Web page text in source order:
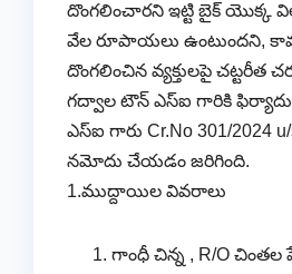
దొంగలించారని ఇట్టి బైక్ యొక్క
వేల రూపాయలు ఉంటుందని,
దొంగలించిన వ్యక్తులపై చట్టరీత
గద్వాల టౌన్ ఎస్ఐ గారికి
ఎస్ఐ గారు Cr.No 301/2024 u/
నమోదు చేయడం జరిగింది.
1.ముద్దాయిల వివరాలు
గాంధీ చిన్న , R/O చింతల